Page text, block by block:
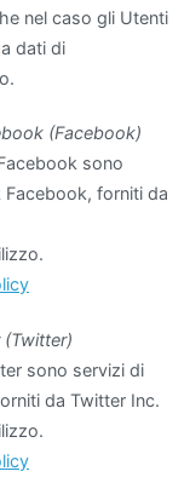
nel caso gli Utenti
dati di
(Facebook)
sono
forniti da
sono servizi di
da Twitter Inc.